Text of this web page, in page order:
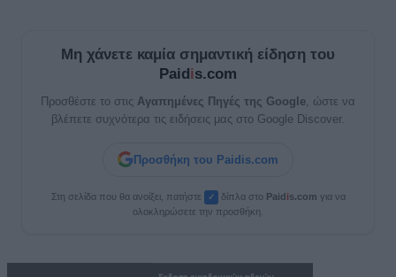
Μη χάνετε καμία σημαντική είδηση του
Paidis.com
Προσθέστε το στις Αγαπημένες Πηγές της Google , ώστε να
βλέπετε συχνότερα τις ειδήσεις μας στο Google Discover.
Προσθήκη του Paidis.com
Στη σελίδα που θα ανοίξει, πατήστε ✓ δίπλα στο Paidis.com για να
ολοκληρώσετε την προσθήκη.